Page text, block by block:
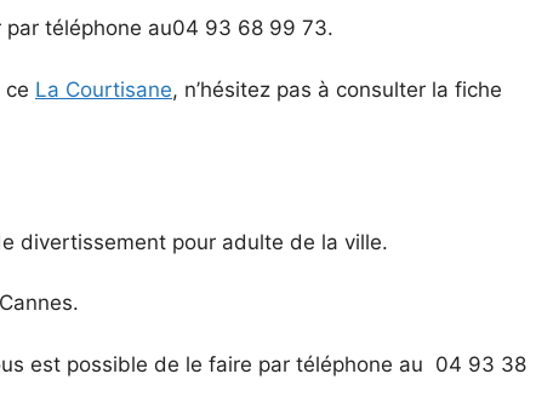
téléphone au04 93 68 99 73.
ce La Courtisane, n’hésitez pas à consulter la fiche
divertissement pour adulte de la ville.
est possible de le faire par téléphone au 04 93 38